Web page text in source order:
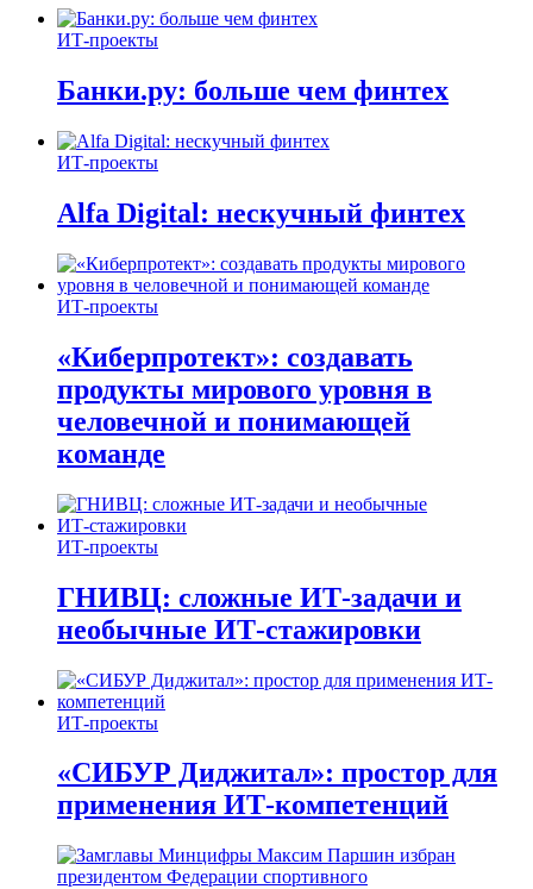
ИТ-проекты
Банки.ру: больше чем финтех
ИТ-проекты
Alfa Digital: нескучный финтех
ИТ-проекты
«Киберпротект»: создавать
продукты мирового уровня в
человечной и понимающей
команде
ИТ-проекты
ГНИВЦ: сложные ИТ‑задачи и
необычные ИТ‑стажировки
ИТ-проекты
«СИБУР Диджитал»: простор для
применения ИТ-компетенций